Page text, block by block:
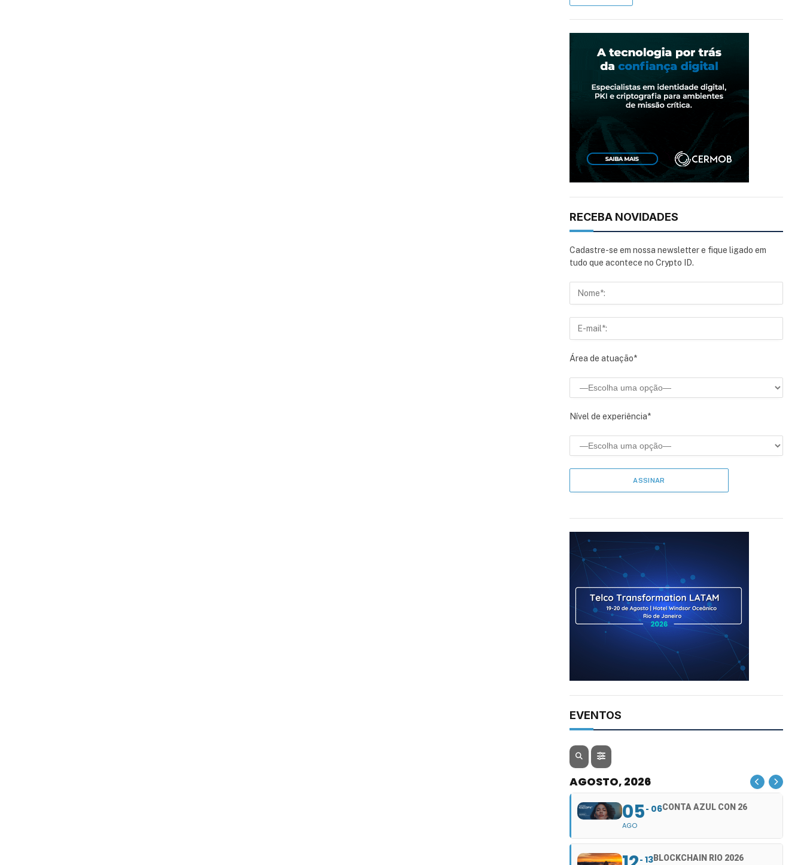
RECEBA NOVIDADES
Cadastre-se em nossa newsletter e fique ligado em
tudo que acontece no Crypto ID.
Área de atuação*
Nível de experiência*
EVENTOS
AGOSTO, 2026
05
AGO
06CONTA AZUL CON 26
13BLOCKCHAIN RIO 2026